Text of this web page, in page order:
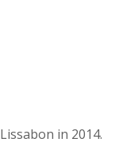
in 2014.